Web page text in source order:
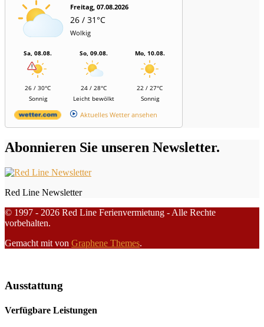
Freitag, 07.08.2026
26 / 31°C
Wolkig
Sa, 08.08.
26 / 30°C
Sonnig
So, 09.08.
24 / 28°C
Leicht bewölkt
Mo, 10.08.
22 / 27°C
Sonnig
Aktuelles Wetter ansehen
Abonnieren Sie unseren Newsletter.
Red Line Newsletter
© 1997 - 2026 Red Line Ferienvermietung - Alle Rechte
vorbehalten.
Gemacht mit von Graphene Themes.
Ausstattung
Verfügbare Leistungen